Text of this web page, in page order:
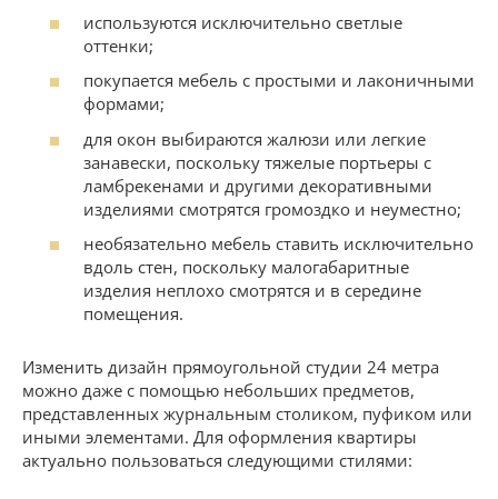
используются исключительно светлые
оттенки;
покупается мебель с простыми и лаконичными
формами;
для окон выбираются жалюзи или легкие
занавески, поскольку тяжелые портьеры с
ламбрекенами и другими декоративными
изделиями смотрятся громоздко и неуместно;
необязательно мебель ставить исключительно
вдоль стен, поскольку малогабаритные
изделия неплохо смотрятся и в середине
помещения.
Изменить дизайн прямоугольной студии 24 метра
можно даже с помощью небольших предметов,
представленных журнальным столиком, пуфиком или
иными элементами. Для оформления квартиры
актуально пользоваться следующими стилями: